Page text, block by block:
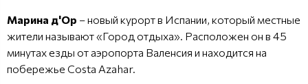
Марина д'Ор – новый курорт в Испании, который местные
жители называют «Город отдыха». Расположен он в 45
минутах езды от аэропорта Валенсия и находится на
побережье Costa Azahar.